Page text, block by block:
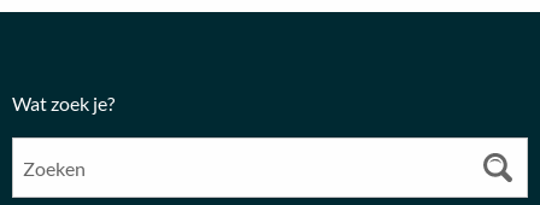
Wat zoek je?